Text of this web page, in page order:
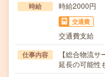
時給 時給2000円
交通費
交通費支給
仕事内容
【総合物流
延長の可能性